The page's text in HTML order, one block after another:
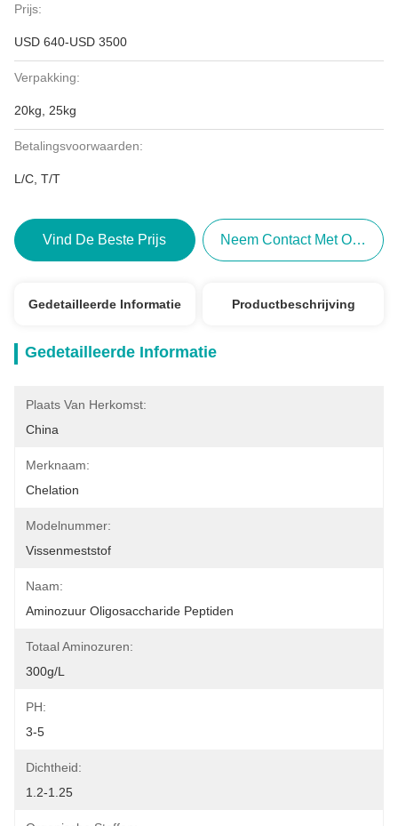
Prijs:
USD 640-USD 3500
Verpakking:
20kg, 25kg
Betalingsvoorwaarden:
L/C, T/T
Vind De Beste Prijs Neem Contact Met Ons Op
Gedetailleerde Informatie Productbeschrijving
Gedetailleerde Informatie
Plaats Van Herkomst:
China
Merknaam:
Chelation
Modelnummer:
Vissenmeststof
Naam:
Aminozuur Oligosaccharide Peptiden
Totaal Aminozuren:
300g/L
PH:
3-5
Dichtheid:
1.2-1.25